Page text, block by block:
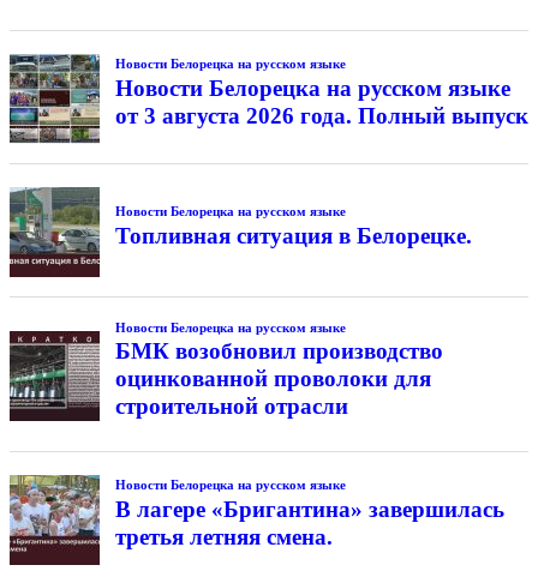
Новости Белорецка на русском языке
Новости Белорецка на русском языке
от 3 августа 2026 года. Полный выпуск
Новости Белорецка на русском языке
Топливная ситуация в Белорецке.
Новости Белорецка на русском языке
БМК возобновил производство
оцинкованной проволоки для
строительной отрасли
Новости Белорецка на русском языке
В лагере «Бригантина» завершилась
третья летняя смена.